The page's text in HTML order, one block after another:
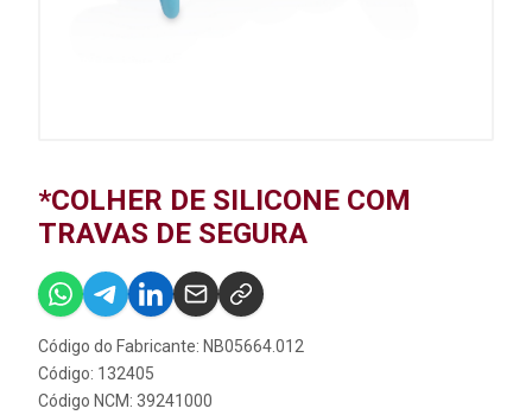
*COLHER DE SILICONE COM
TRAVAS DE SEGURA
Código do Fabricante: NB05664.012
Código: 132405
Código NCM: 39241000